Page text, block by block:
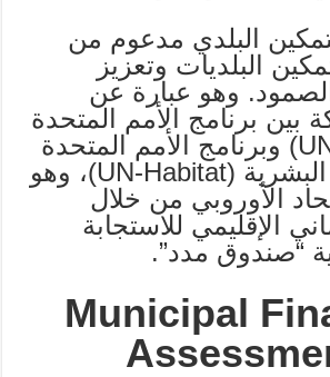
البلدي مدعوم من
البلديات وتعزيز
وهو عبارة عن
بين برنامج الأمم المتحدة
الإنمائي (UNDP) وبرنامج الأمم المتحدة
للمستوطنات البشرية (UN-Habitat)، وهو
الأوروبي من خلال
الإقليمي للاستجابة
“صندوق مدد”.
Municipal